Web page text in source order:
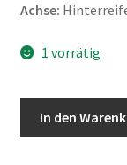
Achse:
1 vorrätig
In den